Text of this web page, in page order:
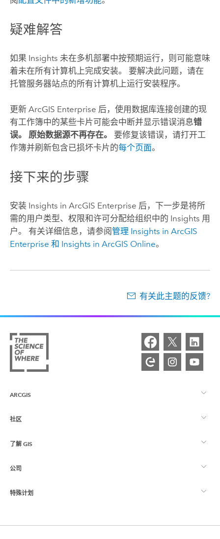
疑难解答
如果 Insights 未在多机部署中按预期运行，则可能意味
着未在所有计算机上完成安装。 要解决此问题，请在
托管服务器站点的所有计算机上运行安装程序。
更新 ArcGIS Enterprise 后，使用数据库连接创建的现
有工作簿中的某些卡片可能会中断并显示错误消息错
误。 原始数据源不再存在。
要修复该错误，请打开工
作簿并刷新包含已损坏卡片的每个页面。
接下来的步骤
安装 Insights in ArcGIS Enterprise 后，下一步是将所
需的用户类型、权限和许可分配给组织中的 Insights 用
户。 有关详细信息，请参阅 管理 Insights in ArcGIS
Enterprise 和 Insights in ArcGIS Online。
有关此主题的反馈?
ARCGIS
ArcGIS 概览
制图
社区
Esri 社区
ArcGIS 博客
了解 GIS
什么是 GIS？
位置智能
培训
公司
关于 Esri
特殊计划